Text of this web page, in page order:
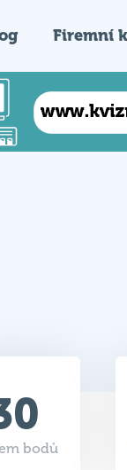
Firemní
bodů